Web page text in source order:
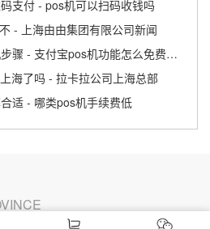
支付 - pos机可以扫码收钱吗
- 上海由由集团有限公司新闻
支付宝申请领取POS机步骤 - 支付宝pos机功能怎么免费申请
海了吗 - 拉卡拉公司上海总部
适 - 哪类pos机手续费低